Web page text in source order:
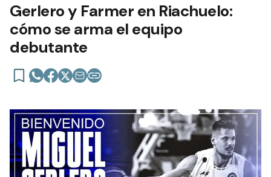
Gerlero y Farmer en Riachuelo:
cómo se arma el equipo
debutante